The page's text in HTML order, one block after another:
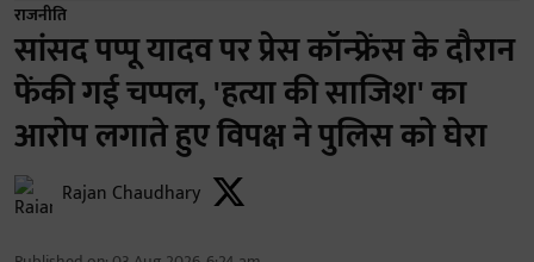
राजनीति
सांसद पप्पू यादव पर प्रेस कॉन्फ्रेंस के दौरान
फेंकी गई चप्पल, 'हत्या की साजिश' का
आरोप लगाते हुए विपक्ष ने पुलिस को घेरा
Rajan Chaudhary